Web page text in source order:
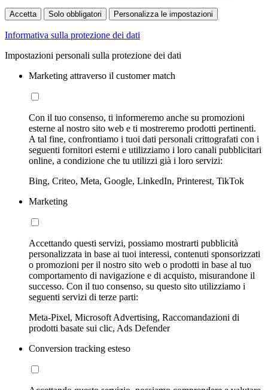
Accetta Solo obbligatori Personalizza le impostazioni
Informativa sulla protezione dei dati
Impostazioni personali sulla protezione dei dati
Marketing attraverso il customer match
Con il tuo consenso, ti informeremo anche su promozioni
esterne al nostro sito web e ti mostreremo prodotti pertinenti.
A tal fine, confrontiamo i tuoi dati personali crittografati con i
seguenti fornitori esterni e utilizziamo i loro canali pubblicitari
online, a condizione che tu utilizzi già i loro servizi:
Bing, Criteo, Meta, Google, LinkedIn, Printerest, TikTok
Marketing
Accettando questi servizi, possiamo mostrarti pubblicità
personalizzata in base ai tuoi interessi, contenuti sponsorizzati
o promozioni per il nostro sito web o prodotti in base al tuo
comportamento di navigazione e di acquisto, misurandone il
successo. Con il tuo consenso, su questo sito utilizziamo i
seguenti servizi di terze parti:
Meta-Pixel, Microsoft Advertising, Raccomandazioni di
prodotti basate sui clic, Ads Defender
Conversion tracking esteso